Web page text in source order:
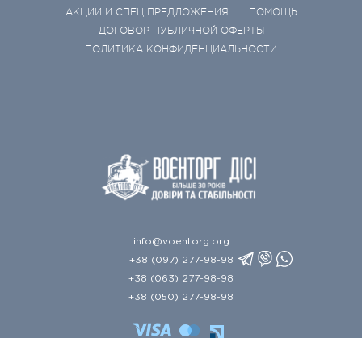
АКЦИИ И СПЕЦ ПРЕДЛОЖЕНИЯ
ПОМОЩЬ
ДОГОВОР ПУБЛИЧНОЙ ОФЕРТЫ
ПОЛИТИКА КОНФИДЕНЦИАЛЬНОСТИ
info@voentorg.org
+38 (097) 277-98-98
+38 (063) 277-98-98
+38 (050) 277-98-98